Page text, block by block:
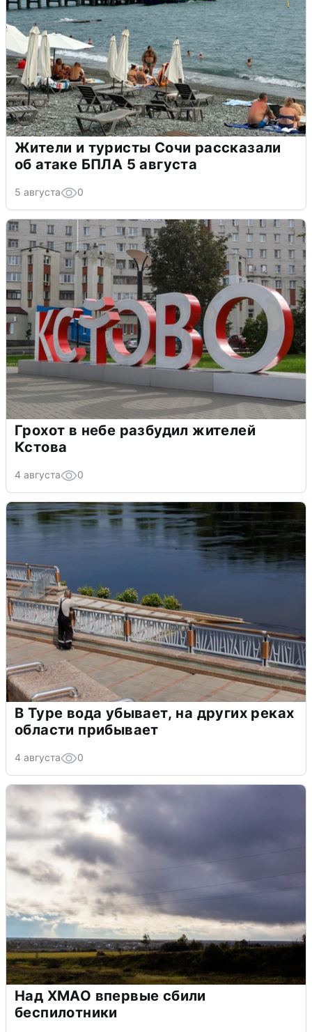
Жители и туристы Сочи рассказали
об атаке БПЛА 5 августа
5 августа 0
Грохот в небе разбудил жителей
Кстова
4 августа 0
В Туре вода убывает, на других реках
области прибывает
4 августа 0
Над ХМАО впервые сбили
беспилотники